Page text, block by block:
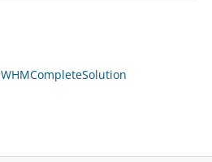
WHMCompleteSolution